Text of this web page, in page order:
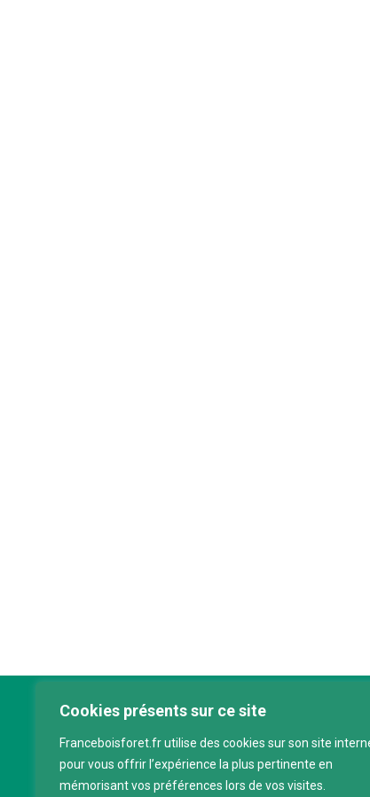
Cookies présents sur ce site
Franceboisforet.fr utilise des cookies sur son site
pour vous offrir l’expérience la plus pertinente en
mémorisant vos préférences lors de vos visites.